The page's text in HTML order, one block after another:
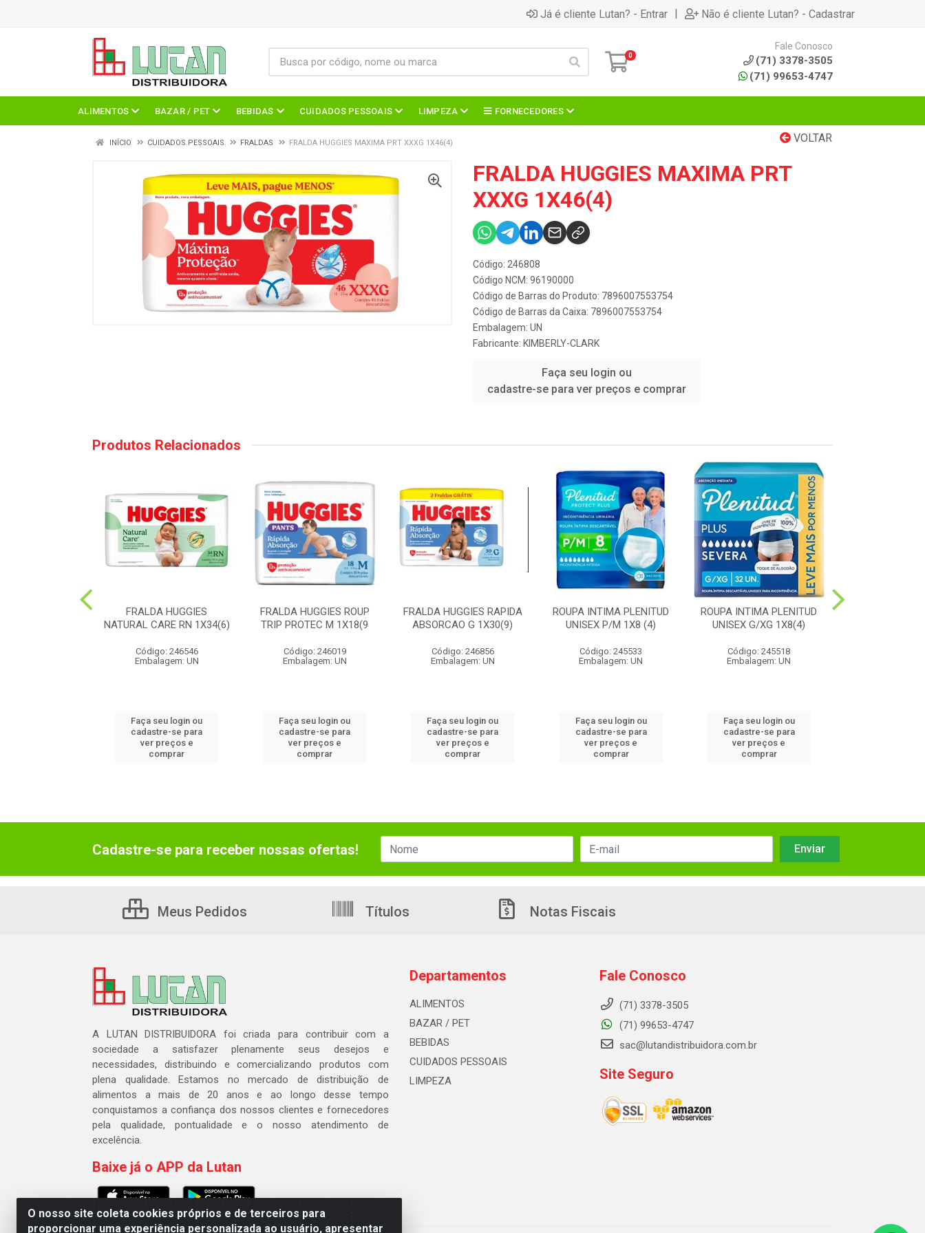
Já é cliente Lutan? - Entrar | Não é cliente Lutan? - Cadastrar
0
Fale Conosco
(71) 3378-3505
(71) 99653-4747
ALIMENTOS BAZAR / PET BEBIDAS CUIDADOS PESSOAIS LIMPEZA FORNECEDORES
VOLTAR
INÍCIO CUIDADOS PESSOAIS FRALDAS FRALDA HUGGIES MAXIMA PRT XXXG 1X46(4)
FRALDA HUGGIES MAXIMA PRT
XXXG 1X46(4)
Código: 246808
Código NCM: 96190000
Código de Barras do Produto: 7896007553754
Código de Barras da Caixa: 7896007553754
Embalagem: UN
Fabricante: KIMBERLY-CLARK
Faça seu login ou
cadastre-se para ver preços e comprar
Produtos Relacionados
FRALDA HUGGIES
NATURAL CARE RN 1X34(6)
Código: 246546
Embalagem: UN
Faça seu login ou
cadastre-se para
ver preços e
comprar
FRALDA HUGGIES ROUP
TRIP PROTEC M 1X18(9
Código: 246019
Embalagem: UN
Faça seu login ou
cadastre-se para
ver preços e
comprar
FRALDA HUGGIES RAPIDA
ABSORCAO G 1X30(9)
Código: 246856
Embalagem: UN
Faça seu login ou
cadastre-se para
ver preços e
comprar
ROUPA INTIMA PLENITUD
UNISEX P/M 1X8 (4)
Código: 245533
Embalagem: UN
Faça seu login ou
cadastre-se para
ver preços e
comprar
ROUPA INTIMA PLENITUD
UNISEX G/XG 1X8(4)
Código: 245518
Embalagem: UN
Faça seu login ou
cadastre-se para
ver preços e
comprar
O nosso site coleta cookies próprios e de terceiros para
proporcionar uma experiência personalizada ao usuário, apresentar
Cadastre-se para receber nossas ofertas!
Meus Pedidos Títulos Notas Fiscais
A LUTAN DISTRIBUIDORA foi criada para contribuir com a
sociedade a satisfazer plenamente seus desejos e
necessidades, distribuindo e comercializando produtos com
plena qualidade. Estamos no mercado de distribuição de
alimentos a mais de 20 anos e ao longo desse tempo
conquistamos a confiança dos nossos clientes e fornecedores
pela qualidade, pontualidade e o nosso atendimento de
excelência.
Baixe já o APP da Lutan
Departamentos
ALIMENTOS
BAZAR / PET
BEBIDAS
CUIDADOS PESSOAIS
LIMPEZA
Fale Conosco
(71) 3378-3505
(71) 99653-4747
sac@lutandistribuidora.com.br
Site Seguro